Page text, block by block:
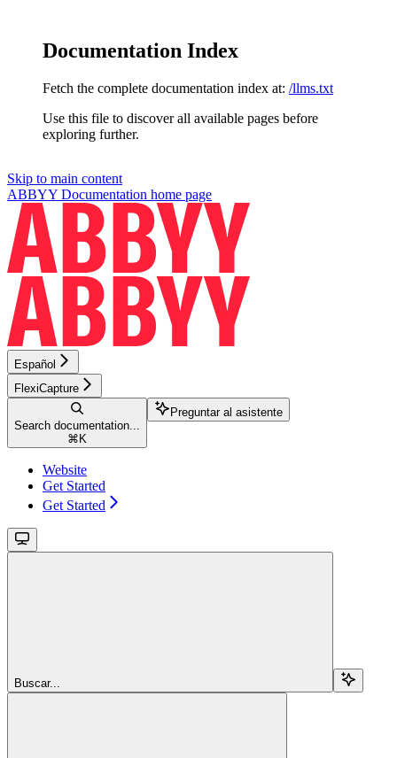
Documentation Index
Fetch the complete documentation index at: /llms.txt
Use this file to discover all available pages before
exploring further.
Skip to main content
ABBYY Documentation home page
Español
FlexiCapture
Search documentation...
⌘ K
Preguntar al asistente
Website
Get Started
Get Started
Buscar...